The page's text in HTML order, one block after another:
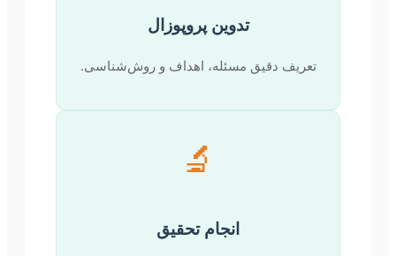
تدوین پروپوزال
تعریف دقیق مسئله، اهداف و روش‌شناسی.
🔬
انجام تحقیق